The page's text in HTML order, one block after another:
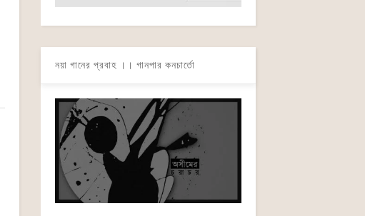
নয়া গানের প্রবাহ ।। গানপার কনচার্তো